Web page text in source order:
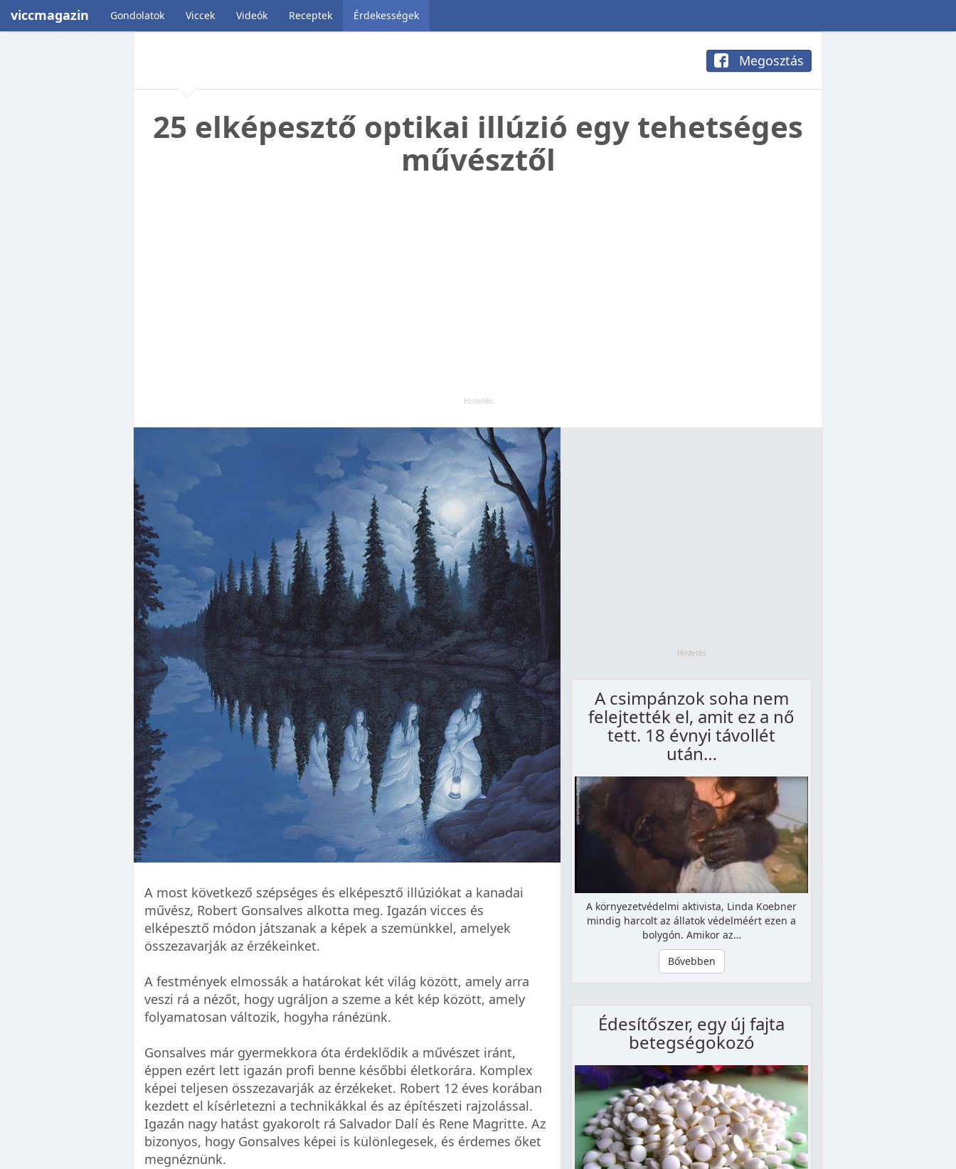
viccmagazin Gondolatok Viccek Videók Receptek Érdekességek
Megosztás
25 elképesztő optikai illúzió egy tehetséges
művésztől
A most következő szépséges és elképesztő illúziókat a kanadai
művész, Robert Gonsalves alkotta meg. Igazán vicces és
elképesztő módon játszanak a képek a szemünkkel, amelyek
összezavarják az érzékeinket.
A festmények elmossák a határokat két világ között, amely arra
veszi rá a nézőt, hogy ugráljon a szeme a két kép között, amely
folyamatosan változik, hogyha ránézünk.
Gonsalves már gyermekkora óta érdeklődik a művészet iránt,
éppen ezért lett igazán profi benne későbbi életkorára. Komplex
képei teljesen összezavarják az érzékeket. Robert 12 éves korában
kezdett el kísérletezni a technikákkal és az építészeti rajzolással.
Igazán nagy hatást gyakorolt rá Salvador Dalí és Rene Magritte. Az
bizonyos, hogy Gonsalves képei is különlegesek, és érdemes őket
megnéznünk.
A csimpánzok soha nem
felejtették el, amit ez a nő
tett. 18 évnyi távollét
után…
A környezetvédelmi aktivista, Linda Koebner
mindig harcolt az állatok védelméért ezen a
bolygón. Amikor az…
Bővebben
Édesítőszer, egy új fajta
betegségokozó